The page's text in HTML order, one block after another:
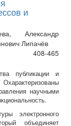
и
Александр
Липачёв
408-465
публикации и
научными
электронного
объединяет